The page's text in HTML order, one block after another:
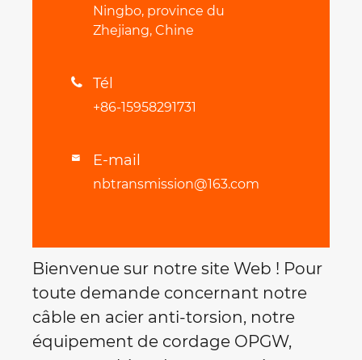
Ningbo, province du
Zhejiang, Chine
 Tél
+86-15958291731
 E-mail
nbtransmission@163.com
Bienvenue sur notre site Web ! Pour
toute demande concernant notre
câble en acier anti-torsion, notre
équipement de cordage OPGW,